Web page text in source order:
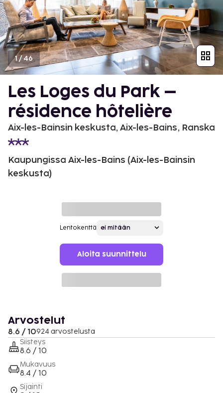
1/46
Les Loges du Park –
résidence hôtelière
Aix-les-Bainsin keskusta, Aix-les-Bains, Ranska
Kaupungissa Aix-les-Bains (Aix-les-Bainsin
keskusta)
Lentokenttä
Aloita suunnittelu
Arvostelut
8.6 / 10924 arvostelusta
Siisteys
8.6 / 10
Mukavuus
8.4 / 10
Sijainti